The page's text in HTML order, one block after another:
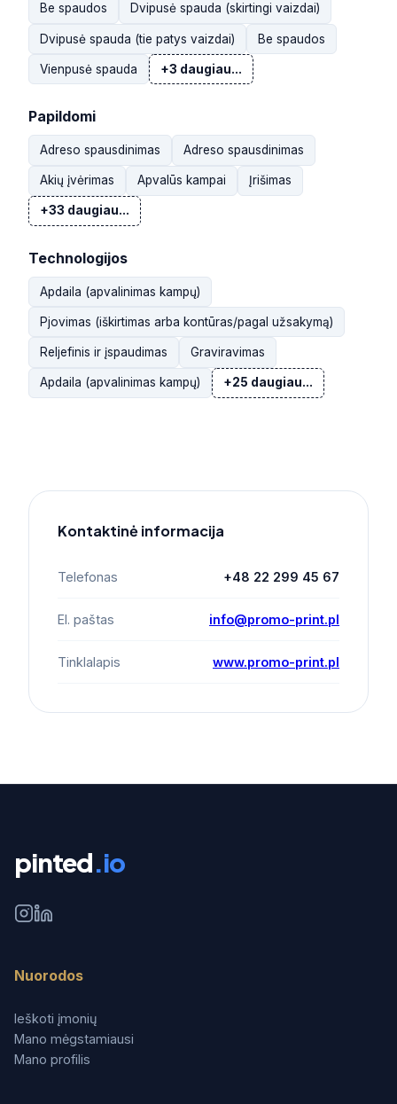
Be spaudos Dvipusė spauda (skirtingi vaizdai)
Dvipusė spauda (tie patys vaizdai) Be spaudos
Vienpusė spauda +3 daugiau...
Papildomi
Adreso spausdinimas Adreso spausdinimas
Akių įvėrimas Apvalūs kampai Įrišimas
+33 daugiau...
Technologijos
Apdaila (apvalinimas kampų)
Pjovimas (iškirtimas arba kontūras/pagal užsakymą)
Reljefinis ir įspaudimas Graviravimas
Apdaila (apvalinimas kampų) +25 daugiau...
Kontaktinė informacija
Telefonas +48 22 299 45 67
El. paštas info@promo-print.pl
Tinklalapis www.promo-print.pl
pinted.io
Nuorodos
Ieškoti įmonių
Mano mėgstamiausi
Mano profilis